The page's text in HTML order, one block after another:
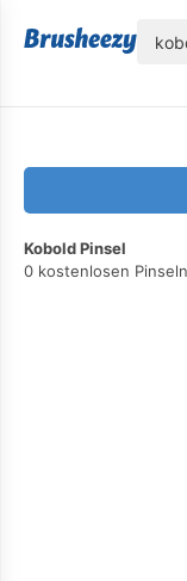
Kobold Pinsel
0 kostenlosen